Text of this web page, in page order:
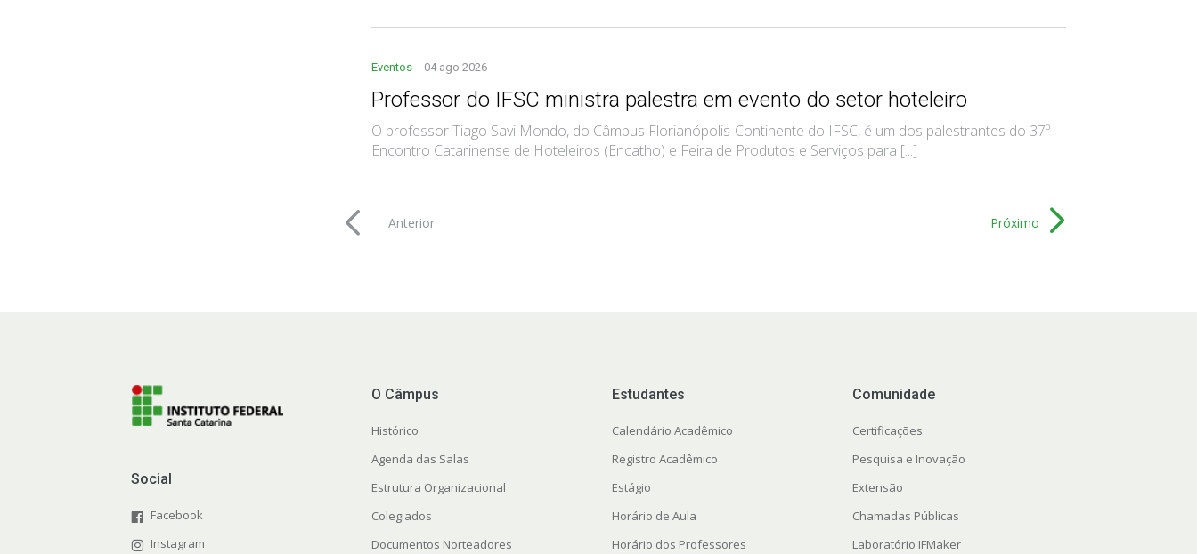
Eventos 04 ago 2026
Professor do IFSC ministra palestra em evento do setor hoteleiro
O professor Tiago Savi Mondo, do Câmpus Florianópolis-Continente do IFSC, é um dos palestrantes do 37º
Encontro Catarinense de Hoteleiros (Encatho) e Feira de Produtos e Serviços para [...]
Anterior Próximo
Social
Facebook
Instagram
O Câmpus
Histórico
Agenda das Salas
Estrutura Organizacional
Colegiados
Documentos Norteadores
Estudantes
Calendário Acadêmico
Registro Acadêmico
Estágio
Horário de Aula
Horário dos Professores
Comunidade
Certificações
Pesquisa e Inovação
Extensão
Chamadas Públicas
Laboratório IFMaker